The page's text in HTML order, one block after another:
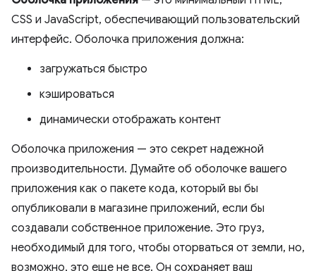
CSS и JavaScript, обеспечивающий пользовательский
интерфейс. Оболочка приложения должна:
загружаться быстро
кэшироваться
динамически отображать контент
Оболочка приложения — это секрет надежной
производительности. Думайте об оболочке вашего
приложения как о пакете кода, который вы бы
опубликовали в магазине приложений, если бы
создавали собственное приложение. Это груз,
необходимый для того, чтобы оторваться от земли, но,
возможно, это еще не все. Он сохраняет ваш